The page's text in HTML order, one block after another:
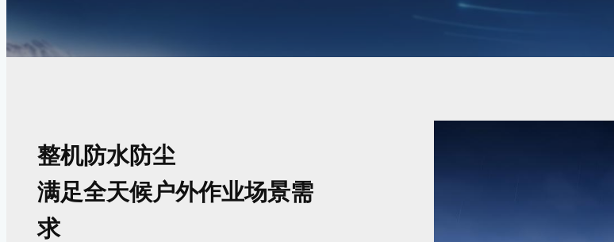
J80&J100系列关节
机器人关节
整机防水防尘
满足全天候户外作业场景需
求